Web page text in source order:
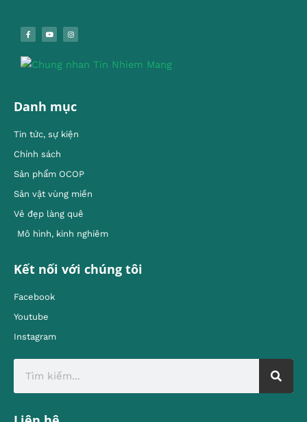
Danh mục
Tin tức, sự kiện
Chính sách
Sản phẩm OCOP
Sản vật vùng miền
Vẻ đẹp làng quê
Mô hình, kinh nghiêm
Kết nối với chúng tôi
Facebook
Youtube
Instagram